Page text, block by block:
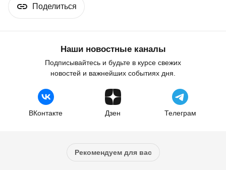
Поделиться
Наши новостные каналы
Подписывайтесь и будьте в курсе свежих
новостей и важнейших событиях дня.
ВКонтакте Дзен Телеграм
Рекомендуем для вас